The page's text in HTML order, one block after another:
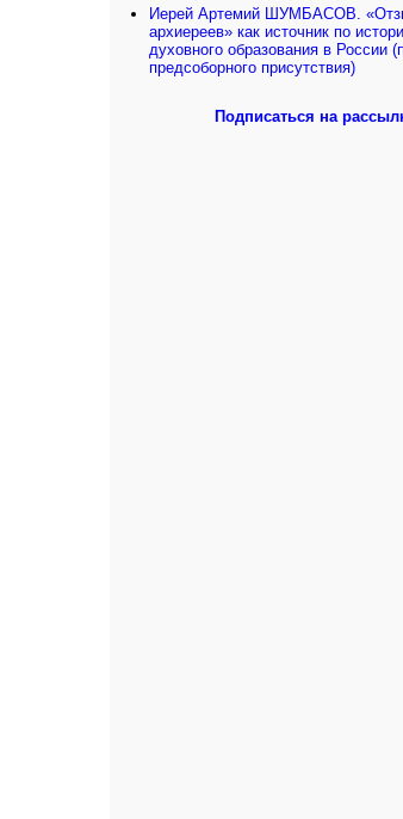
Иерей Артемий ШУМБАСОВ.
архиереев» как источник по
духовного образования в России
предсоборного присутствия)
Подписаться на